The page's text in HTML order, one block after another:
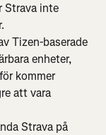
Strava inte
Tizen-baserade
enheter,
kommer
att vara
Strava på